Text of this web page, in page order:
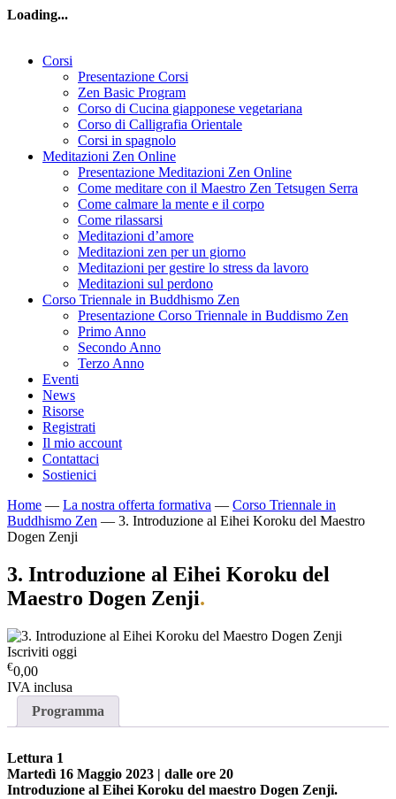
Loading...
Corsi
Presentazione Corsi
Zen Basic Program
Corso di Cucina giapponese vegetariana
Corso di Calligrafia Orientale
Corsi in spagnolo
Meditazioni Zen Online
Presentazione Meditazioni Zen Online
Come meditare con il Maestro Zen Tetsugen Serra
Come calmare la mente e il corpo
Come rilassarsi
Meditazioni d’amore
Meditazioni zen per un giorno
Meditazioni per gestire lo stress da lavoro
Meditazioni sul perdono
Corso Triennale in Buddhismo Zen
Presentazione Corso Triennale in Buddismo Zen
Primo Anno
Secondo Anno
Terzo Anno
Eventi
News
Risorse
Registrati
Il mio account
Contattaci
Sostienici
Home — La nostra offerta formativa — Corso Triennale in
Buddhismo Zen — 3. Introduzione al Eihei Koroku del Maestro
Dogen Zenji
3. Introduzione al Eihei Koroku del
Maestro Dogen Zenji.
Iscriviti oggi
€0,00
IVA inclusa
Programma
Lettura 1
Martedì 16 Maggio 2023 | dalle ore 20
Introduzione al Eihei Koroku del maestro Dogen Zenji.